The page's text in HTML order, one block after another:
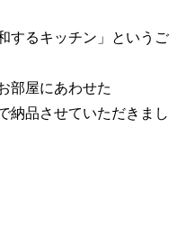
するキッチン」というご
部屋にあわせた
納品させていただきまし